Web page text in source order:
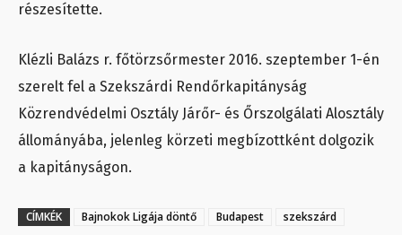
részesítette.
Klézli Balázs r. főtörzsőrmester 2016. szeptember 1-én
szerelt fel a Szekszárdi Rendőrkapitányság
Közrendvédelmi Osztály Járőr- és Őrszolgálati Alosztály
állományába, jelenleg körzeti megbízottként dolgozik
a kapitányságon.
CÍMKÉK Bajnokok Ligája döntő Budapest
szekszárd